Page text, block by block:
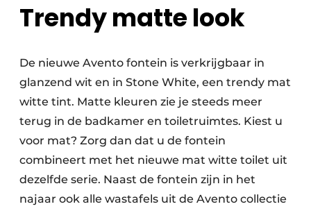
Trendy matte look
De nieuwe Avento fontein is verkrijgbaar in
glanzend wit en in Stone White, een trendy mat
witte tint. Matte kleuren zie je steeds meer
terug in de badkamer en toiletruimtes. Kiest u
voor mat? Zorg dan dat u de fontein
combineert met het nieuwe mat witte toilet uit
dezelfde serie. Naast de fontein zijn in het
najaar ook alle wastafels uit de Avento collectie